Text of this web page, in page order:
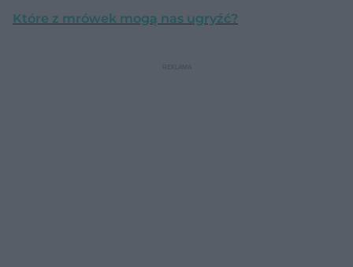
Które z mrówek mogą nas ugryźć?